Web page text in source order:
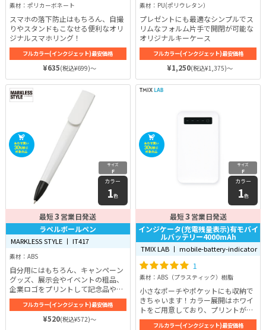
素材：ポリカーボネート
スマホの落下防止はもちろん、自撮
りやスタンドもこなせる便利なオリ
ジナルスマホリング！
フルカラー(インクジェット)最安価格
¥635(税込¥699)～
素材：PU(ポリウレタン）
プレゼントにも最適なシンプルでス
リムなフォルム片手で開閉が可能な
オリジナルキーケース
フルカラー(インクジェット)最安価格
¥1,250(税込¥1,375)～
サイズ
F
カラー
1色
最短3 営業日発送
ラペルボールペン
MARKLESS STYLE 丨 IT417
素材：ABS
自分用にはもちろん、キャンペーン
グッズ、展示会やイベントの粗品、
企業ロゴをプリントして記念品や販
促のノベルティなど様々なシーンで
使えるラペルボールペン。
フルカラー(インクジェット)最安価格
¥520(税込¥572)～
サイズ
F
カラー
1色
最短3 営業日発送
インジケータ(充電残量表示)有モバイ
ルバッテリー4000mAh
TMIX LAB 丨 mobile-battery-indicator
1
素材：ABS（プラスティック）樹脂
小さなポーチやポケットにも収納で
きちゃいます！カラー展開はホワイ
トをご用意しており、プリントが綺
麗に映えるようになっています。
フルカラー(インクジェット)最安価格